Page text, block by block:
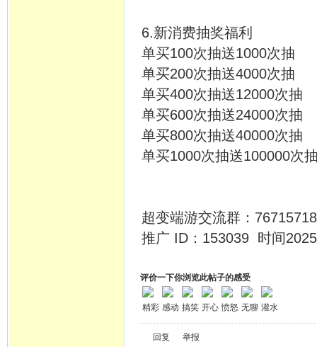
6.新消费抽奖福利
单买100次抽送1000次抽
单买200次抽送4000次抽
单买400次抽送12000次抽
单买600次抽送24000次抽
单买800次抽送40000次抽
单买1000次抽送100000次
超变端游交流群：
推广 ID：153039 时间
评价一下你浏览此帖子的感受
精彩 感动 搞笑 开心 愤怒 无聊 灌水
回复 举报